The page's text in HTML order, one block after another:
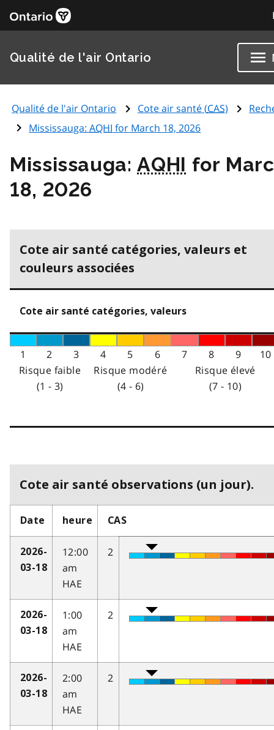
Qualité de l'air Ontario
Qualité de l'air Ontario Cote air santé (CAS)
Mississauga:AQHI for March 18, 2026
Mississauga:AQHI for
18, 2026
Cote air santé catégories, valeurs et
couleurs associées
Cote air santé catégories, valeurs
1 2 3 4 5 6 7 8 9
10
Risque faible
(1 - 3)
Risque modéré
(4 - 6)
Risque élevé
(7 - 10)
Cote air santé observations (un jour).
Date heure CAS
2026-
03-18
12:00
am
HAE
2
2026-
03-18
1:00
am
HAE
2
2026-
03-18
2:00
am
HAE
2